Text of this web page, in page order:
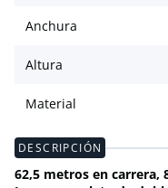
Anchura
Altura
Material
DESCRIPCIÓN
62,5 metros en carrera,